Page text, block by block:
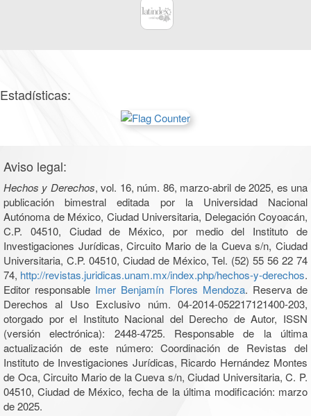
Estadísticas:
Aviso legal:
Hechos y Derechos, vol. 16, núm. 86, marzo-abril de 2025, es una
publicación bimestral editada por la Universidad Nacional
Autónoma de México, Ciudad Universitaria, Delegación Coyoacán,
C.P. 04510, Ciudad de México, por medio del Instituto de
Investigaciones Jurídicas, Circuito Mario de la Cueva s/n, Ciudad
Universitaria, C.P. 04510, Ciudad de México, Tel. (52) 55 56 22 74
74, http://revistas.juridicas.unam.mx/index.php/hechos-y-derechos.
Editor responsable Imer Benjamín Flores Mendoza. Reserva de
Derechos al Uso Exclusivo núm. 04-2014-052217121400-203,
otorgado por el Instituto Nacional del Derecho de Autor, ISSN
(versión electrónica): 2448-4725. Responsable de la última
actualización de este número: Coordinación de Revistas del
Instituto de Investigaciones Jurídicas, Ricardo Hernández Montes
de Oca, Circuito Mario de la Cueva s/n, Ciudad Universitaria, C. P.
04510, Ciudad de México, fecha de la última modificación: marzo
de 2025.